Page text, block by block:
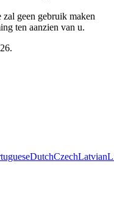
geen gebruik maken
ten aanzien van u.
DutchCzechLatvian